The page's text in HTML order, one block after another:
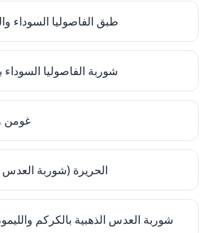
طبق الفاصوليا السوداء
شوربة الفاصوليا السوداء
غومن
الحريرة (شوربة
شوربة العدس الذهبية بالكركم